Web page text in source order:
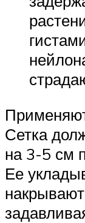
Сетка
на 3-5 см
Ее